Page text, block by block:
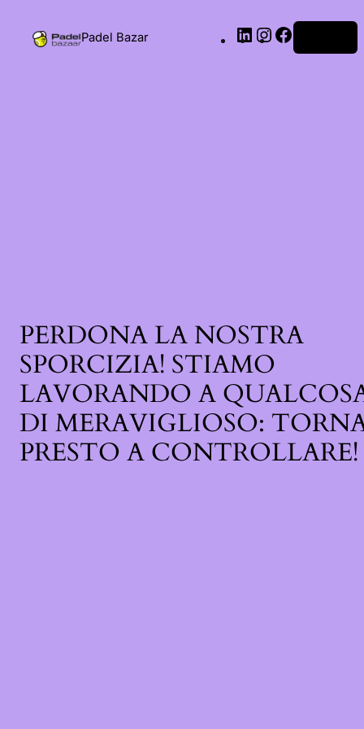
Padel Bazar
PERDONA LA NOSTRA
SPORCIZIA! STIAMO
LAVORANDO A
DI MERAVIGLIOSO:
PRESTO A CONTROLLARE!